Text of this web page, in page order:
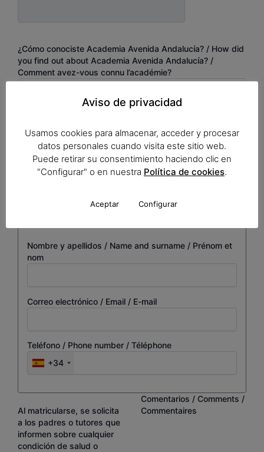
¿Cómo conociste Academia Avenida Andalucía? / How did
you find out about Academia Avenida Andalucía? /
Comment avez-vous connu l’académie?
Online / En ligne
Presencial / Onsite / Présentiel
Contacto de emergencia /
à contacter en cas d'urgence
Nombre y apellidos / Name and surname / Prénom et
nom
Correo electrónico / Email / E-mail
Teléfono / Phone number / Téléphone
+34
Al matricularse, se solicita
a los padres o tutores que
informen sobre cualquier
condición de salud o
Comentarios / Comments /
Commentaires
Aviso de privacidad
Usamos cookies para almacenar, acceder y procesar
datos personales cuando visita este sitio web.
Puede retirar su consentimiento haciendo clic en
"Configurar" o en nuestra Política de cookies.
Aceptar Configurar